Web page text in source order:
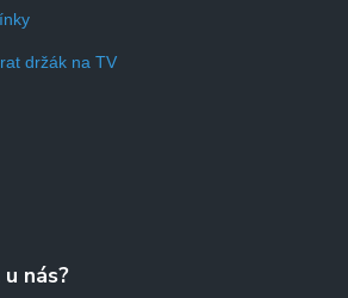
držák na TV
nás?